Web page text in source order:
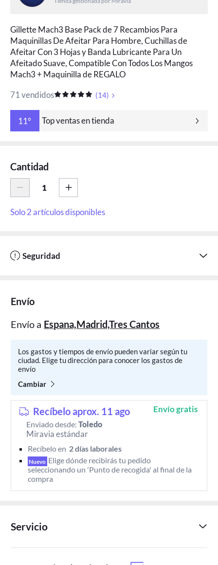
Gillette Mach3 Base Pack de 7 Recambios Para
Maquinillas De Afeitar Para Hombre, Cuchillas de
Afeitar Con 3 Hojas y Banda Lubricante Para Un
Afeitado Suave, Compatible Con Todos Los Mangos
Mach3 + Maquinilla de REGALO
71 vendidos
(14)
11° Top ventas en tienda
Cantidad
Solo 2 artículos disponibles
Seguridad
Envío
Envío a Espana,Madrid,Tres Cantos
Los gastos y tiempos de envío pueden variar según tu
ciudad. Elige tu dirección para conocer los gastos de
envío
Cambiar
Recíbelo aprox. 11 ago Envío gratis
Enviado desde:Toledo
Miravia estándar
Recíbelo en 2 días laborales
Nuevo Elige dónde recibirás tu pedido
seleccionando un 'Punto de recogida' al final de la
compra
Servicio